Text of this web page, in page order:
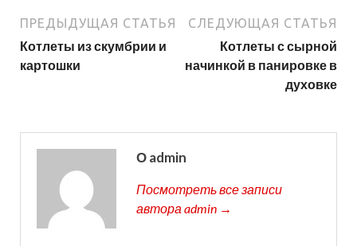
ПРЕДЫДУЩАЯ СТАТЬЯ
Котлеты из скумбрии и
картошки
СЛЕДУЮЩАЯ СТАТЬЯ
Котлеты с сырной
начинкой в панировке в
духовке
О admin
Посмотреть все записи
автора admin →